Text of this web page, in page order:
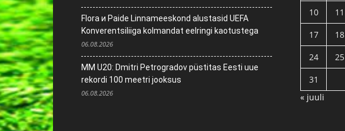
Flora и Paide Linnameeskond alustasid UEFA
Konverentsiliiga kolmandat eelringi kaotustega
06.08.2026
MM U20: Dmitri Petrogradov püstitas Eesti uue
rekordi 100 meetri jooksus
06.08.2026
10
11
17
18
24
25
31
« juuli